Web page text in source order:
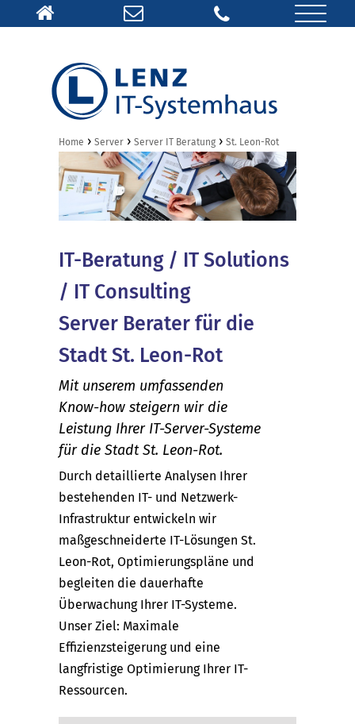
Home › Server › Server IT Beratung › St. Leon-Rot
IT-Beratung / IT Solutions
/ IT Consulting
Server Berater für die
Stadt St. Leon-Rot
Mit unserem umfassenden
Know-how steigern wir die
Leistung Ihrer IT-Server-Systeme
für die Stadt St. Leon-Rot.
Durch detaillierte Analysen Ihrer
bestehenden IT- und Netzwerk-
Infrastruktur entwickeln wir
maßgeschneiderte IT-Lösungen St.
Leon-Rot, Optimierungspläne und
begleiten die dauerhafte
Überwachung Ihrer IT-Systeme.
Unser Ziel: Maximale
Effizienzsteigerung und eine
langfristige Optimierung Ihrer IT-
Ressourcen.